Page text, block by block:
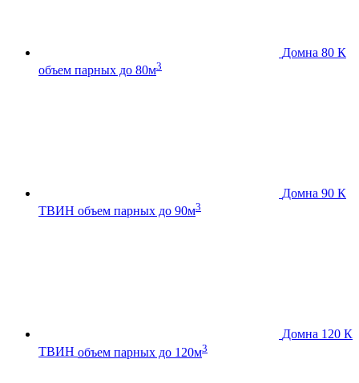
Домна 80 К
объем парных до 80м3
Домна 90 К
ТВИН объем парных до 90м3
Домна 120 К
ТВИН объем парных до 120м3